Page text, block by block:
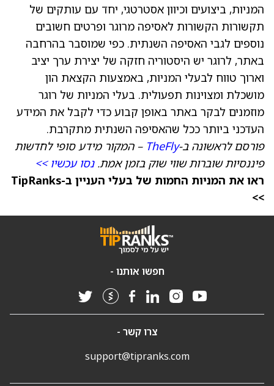
המניות, ביצועים וכיוון אסטרטגי, יחד עם עותקים של
תקשורות הקשורות לאסיפה מרוגר ופרטים חשובים
נוספים לגבי האסיפה השנתית. כפי שמוסבר בהרחבה
באתר, לרוגר יש היסטוריה חזקה של יצירת ערך יציב
וארוך טווח לבעלי המניות, באמצעות הקצאת הון
מושכלת ומצוינות תפעולית. בעלי המניות של רוגר
מוזמנים לבקר באתר באופן קבוע כדי לקבל את המידע
העדכני ביותר ככל שהאסיפה השנתית מתקרבת.
פורסם לראשונה ב-TheFly – המקור מידע סופי לחדשות
פיננסיות שוברות שווי שוק בזמן אמת.נסו עכשיו >>
ראו את המניות החמות של בעלי העניין ב-TipRanks
>>
חפשו אותנו -
צרו קשר -
support@tipranks.com